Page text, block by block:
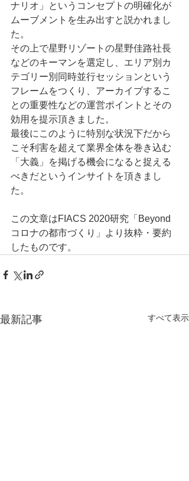
ナリオ」というコンセプトの明確化が
ムーブメントを生み出すと説かれまし
た。
その上で星野リゾートの星野佳路社長
などのキーマンを選定し、エリア別カ
テゴリー別同時並行セッションという
フレームをつくり、アーカイブするこ
との重要性などの運営ポイントとその
効用を提示頂きました。
最後にこのように特別な状況下だから
こそ利害を超えて業界全体を巻き込む
「大義」を掲げる機会になると捉える
べきだというインサイトを頂きまし
た。
この文章はFIACS 2020研究「Beyond
コロナの都市づくり」より抜粋・要約
したものです。
最新記事 すべて表示